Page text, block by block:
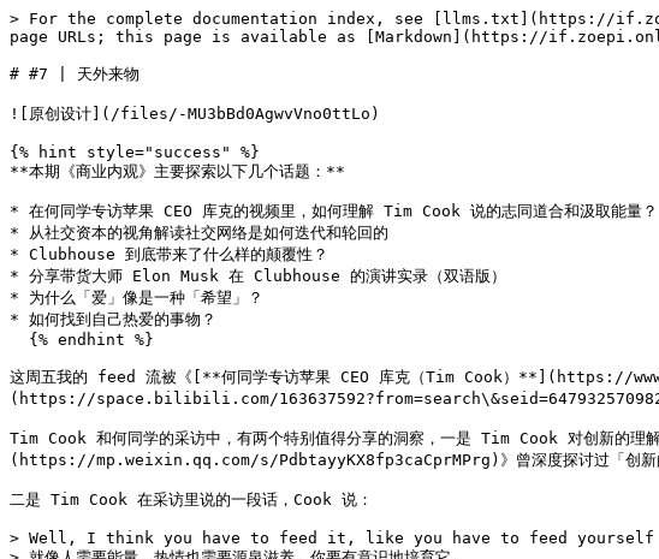
> For the complete documentation index, see [llms.txt](https://
page URLs; this page is available as [Markdown](https://
# #7 | 天外来物
![原创设计](/files/-MU3bBd0AgwvVno0ttLo)
{% hint style="success" %}
**本期《商业内观》主要探索以下几个话题：**
* 在何同学专访苹果 CEO 库克的视频里，如何理解 Tim Cook 说的志同道合和汲取能量？
* 从社交资本的视角解读社交网络是如何迭代和轮回的
* Clubhouse 到底带来了什么样的颠覆性？
* 分享带货大师 Elon Musk 在 Clubhouse 的演讲实录（双语版）
* 为什么「爱」像是一种「希望」？
* 如何找到自己热爱的事物？
这周五我的 feed 流被《[**何同学专访苹果 CEO 库克（Tim Cook）**](https://
(https://space.bilibili.com/
Tim Cook 和何同学的采访中，有两个特别值得分享的洞察，一是 Tim Cook 对创新的
(https://mp.weixin.qq.com/s/PdbtayyKX8fp3caCprMPrg)》曾深度探讨过「创新的
二是 Tim Cook 在采访里说的一段话，Cook 说：
> Well, I think you have to feed it, like you have to feed